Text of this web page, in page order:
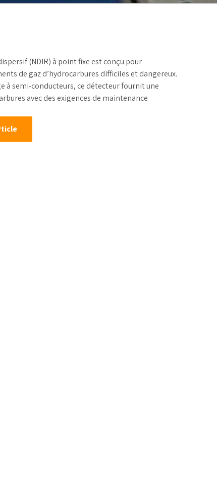
(NDIR) à point fixe est conçu pour
de gaz d’hydrocarbures difficiles et dangereux.
semi-conducteurs, ce détecteur fournit une
avec des exigences de maintenance